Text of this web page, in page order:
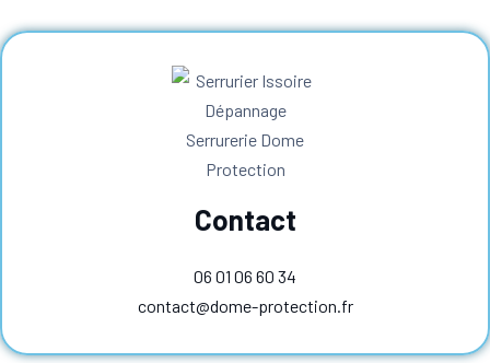
Contact
06 01 06 60 34
contact@dome-protection.fr